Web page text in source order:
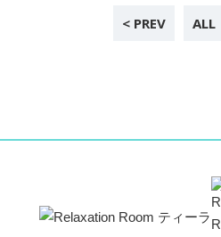
< PREV ALL